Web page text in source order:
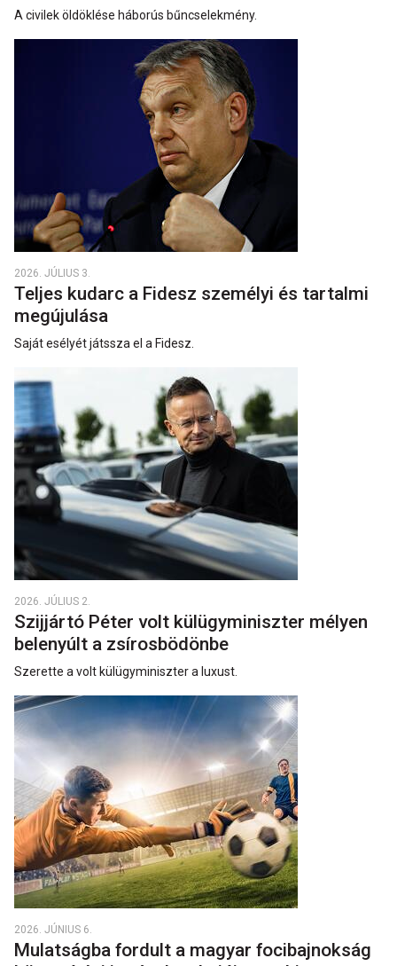
A civilek öldöklése háborús bűncselekmény.
2026. JÚLIUS 3.
Teljes kudarc a Fidesz személyi és tartalmi
megújulása
Saját esélyét játssza el a Fidesz.
2026. JÚLIUS 2.
Szijjártó Péter volt külügyminiszter mélyen
belenyúlt a zsírosbödönbe
Szerette a volt külügyminiszter a luxust.
2026. JÚNIUS 6.
Mulatságba fordult a magyar focibajnokság